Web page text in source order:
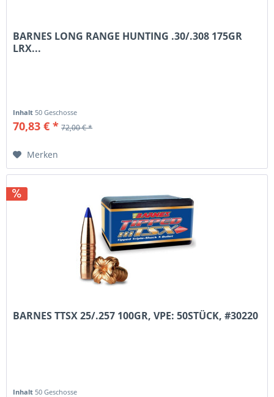
BARNES LONG RANGE HUNTING .30/.308 175GR
LRX...
Inhalt50 Geschosse
70,83 € * 72,00 € *
Merken
BARNES TTSX 25/.257 100GR, VPE: 50STÜCK, #30220
Inhalt 50 Geschosse